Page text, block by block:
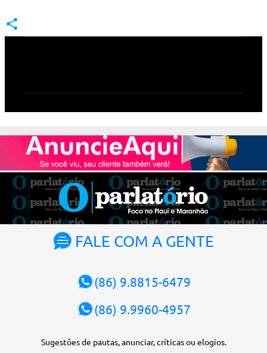
t
á
r
i
o
s
FALE COM A GENTE
(86) 9.8815-6479
(86) 9.9960-4957
Sugestões de pautas, anunciar, críticas ou elogios.